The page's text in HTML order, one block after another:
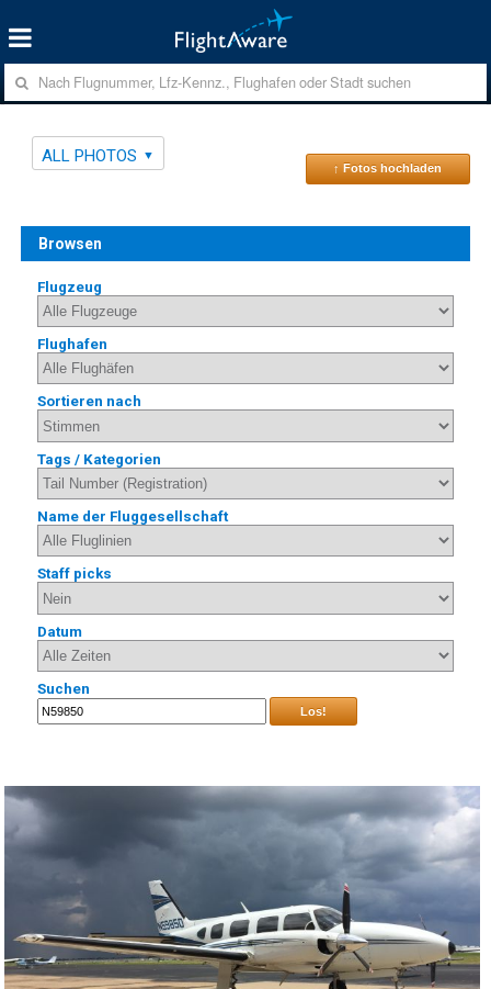
ALL PHOTOS
↑ Fotos hochladen
Browsen
Flugzeug
Flughafen
Sortieren nach
Tags / Kategorien
Name der Fluggesellschaft
Staff picks
Datum
Suchen
Los!